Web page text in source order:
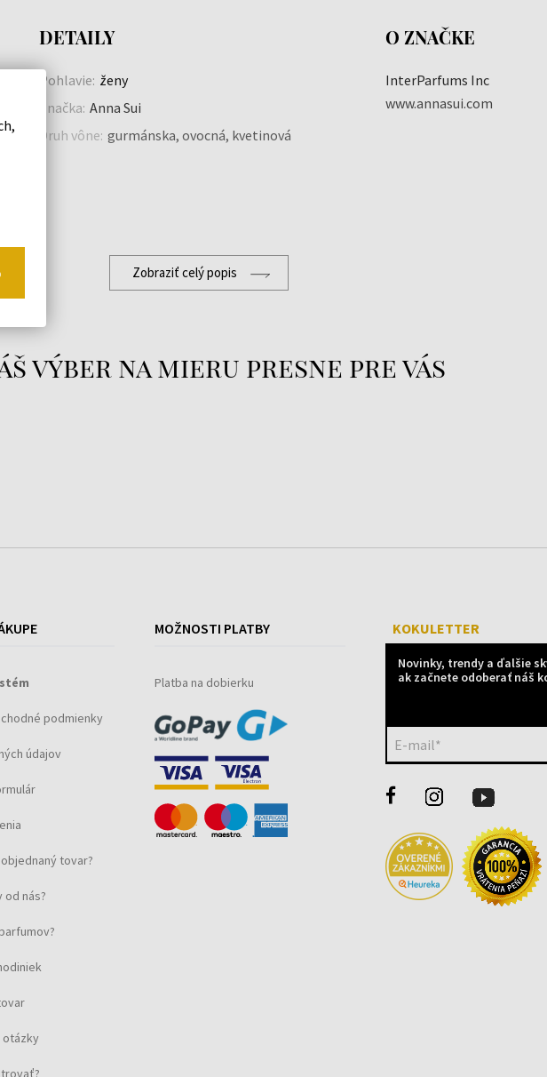
DETAILY
Pohlavie: ženy
Značka: Anna Sui
Druh vône: gurmánska, ovocná, kvetinová
O ZNAČKE
InterParfums Inc
www.annasui.com
Zobraziť celý popis
výber na mieru presne pre vás
podmienky
údajov
tovar?
od nás?
otázky
MOŽNOSTI PLATBY
Platba na dobierku
KOKULETTER
Novinky, trendy a ďalšie
ak začnete odoberať náš
E-mail*